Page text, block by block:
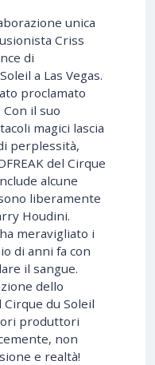
unica
Criss
di
a Las Vegas.
proclamato
il suo
magici lascia
perplessità,
del Cirque
alcune
liberamente
Houdini.
meravigliato i
di anni fa con
il sangue.
dello
Cirque du Soleil
produttori
non
e realtà!